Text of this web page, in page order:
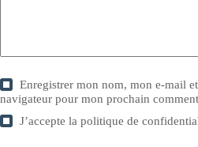
Enregistrer mon nom, mon e-mail
navigateur pour mon prochain
J’accepte lapolitique de